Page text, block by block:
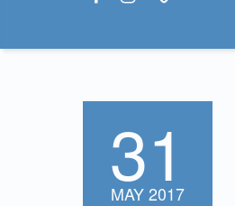
31
MAY 2017